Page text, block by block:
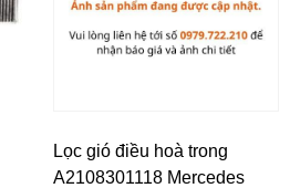
Lọc gió điều hoà trong
A2108301118 Mercedes